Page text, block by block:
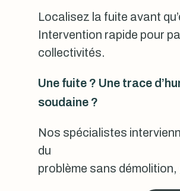
Localisez la fuite avant
Intervention rapide pour
collectivités.
Une fuite ? Une trace
soudaine ?
Nos spécialistes
du
problème sans